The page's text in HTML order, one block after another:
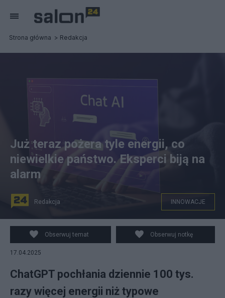
Strona główna Redakcja
Zdjęcie ilustracyjne, źródło: Canva
Już teraz pożera tyle energii, co
niewielkie państwo. Eksperci biją na
alarm
Redakcja INNOWACJE
Obserwuj temat Obserwuj notkę
17.04.2025
ChatGPT pochłania dziennie 100 tys.
razy więcej energii niż typowe